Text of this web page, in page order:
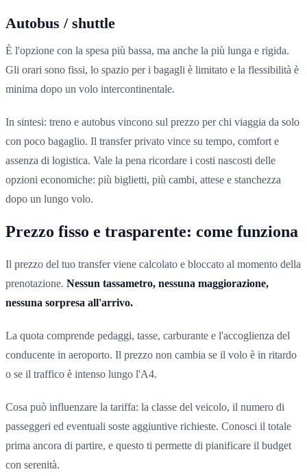
Autobus / shuttle
È l'opzione con la spesa più bassa, ma anche la più lunga e rigida.
Gli orari sono fissi, lo spazio per i bagagli è limitato e la flessibilità è
minima dopo un volo intercontinentale.
In sintesi: treno e autobus vincono sul prezzo per chi viaggia da solo
con poco bagaglio. Il transfer privato vince su tempo, comfort e
assenza di logistica. Vale la pena ricordare i costi nascosti delle
opzioni economiche: più biglietti, più cambi, attese e stanchezza
dopo un lungo volo.
Prezzo fisso e trasparente: come funziona
Il prezzo del tuo transfer viene calcolato e bloccato al momento della
prenotazione. Nessun tassametro, nessuna maggiorazione,
nessuna sorpresa all'arrivo.
La quota comprende pedaggi, tasse, carburante e l'accoglienza del
conducente in aeroporto. Il prezzo non cambia se il volo è in ritardo
o se il traffico è intenso lungo l'A4.
Cosa può influenzare la tariffa: la classe del veicolo, il numero di
passeggeri ed eventuali soste aggiuntive richieste. Conosci il totale
prima ancora di partire, e questo ti permette di pianificare il budget
con serenità.